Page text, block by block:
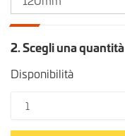
2. Scegli una quantità
Disponibilità